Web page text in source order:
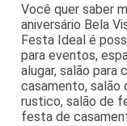
Você quer saber
aniversário Bela
Festa Ideal é
para eventos,
alugar, salão para
casamento,
rustico, salão de
festa de